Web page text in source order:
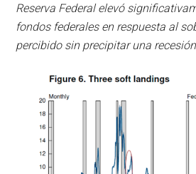
Reserva Federal elevó
fondos federales en respuesta al
percibido sin precipitar una